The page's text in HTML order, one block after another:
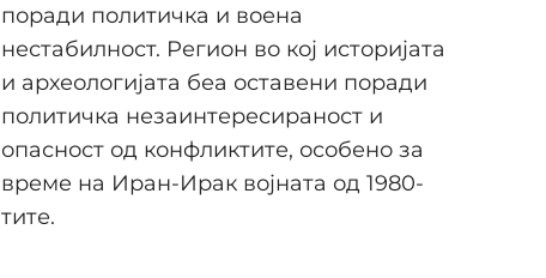
поради политичка и воена
нестабилност. Регион во кој историјата
и археологијата беа оставени поради
политичка незаинтересираност и
опасност од конфликтите, особено за
време на Иран-Ирак војната од 1980-
тите.